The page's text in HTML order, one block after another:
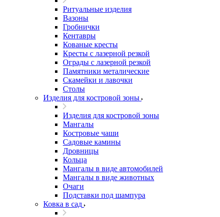
Ритуальные изделия
Вазоны
Гробнички
Кентавры
Кованые кресты
Кресты с лазерной резкой
Ограды с лазерной резкой
Памятники металические
Скамейки и лавочки
Столы
Изделия для костровой зоны
Изделия для костровой зоны
Мангалы
Костровые чаши
Садовые камины
Дровницы
Кольца
Мангалы в виде автомобилей
Мангалы в виде животных
Очаги
Подставки под шампура
Ковка в сад